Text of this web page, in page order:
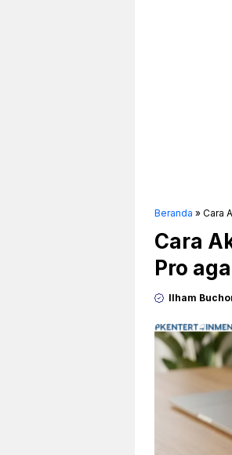
Beranda » Cara
Cara
Pro
Ilham